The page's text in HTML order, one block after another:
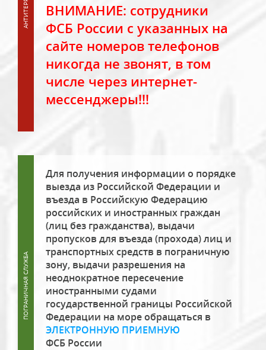
ВНИМАНИЕ: сотрудники
ФСБ России с указанных на
сайте номеров телефонов
никогда не звонят, в том
числе через интернет-
мессенджеры!!!
Для получения информации о порядке
выезда из Российской Федерации и
въезда в Российскую Федерацию
российских и иностранных граждан
(лиц без гражданства), выдачи
пропусков для въезда (прохода) лиц и
транспортных средств в пограничную
зону, выдачи разрешения на
неоднократное пересечение
иностранными судами
государственной границы Российской
Федерации на море обращаться в
ЭЛЕКТРОННУЮ ПРИЕМНУЮ
ФСБ России